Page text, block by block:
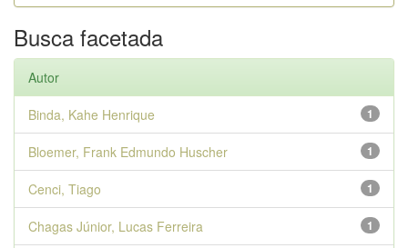
Busca facetada
Autor
1
Binda, Kahe Henrique
1
Bloemer, Frank Edmundo Huscher
1
Cenci, Tiago
1
Chagas Júnior, Lucas Ferreira